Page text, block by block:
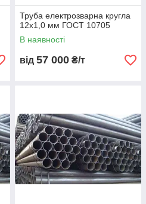
Труба електрозварна кругла
12х1,0 мм ГОСТ 10705
В наявності
від 57 000 ₴/т